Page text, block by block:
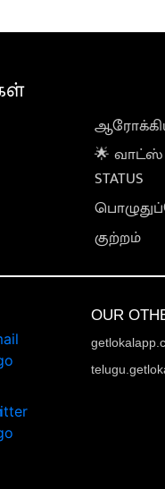
🌟
STATUS
குற்றம்
OUR